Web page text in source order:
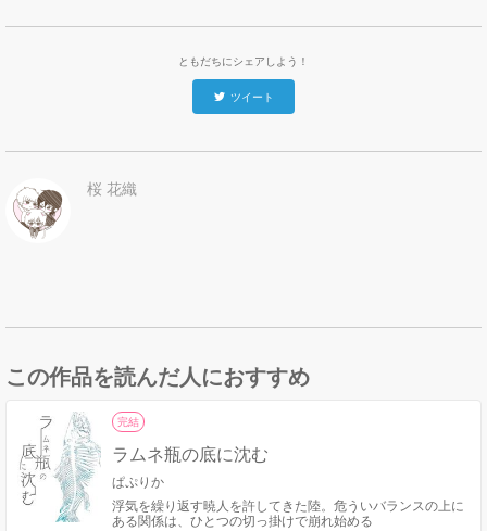
ともだちにシェアしよう！
ツイート
桜 花織
この作品を読んだ人におすすめ
完結
ラムネ瓶の底に沈む
ぱぷりか
浮気を繰り返す暁人を許してきた陸。危ういバランスの上に
ある関係は、ひとつの切っ掛けで崩れ始める